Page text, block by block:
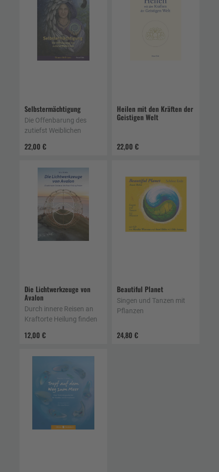
Selbstermächtigung
22,00 €
Die Offenbarung des
zutiefst Weiblichen
Heilen mit den Kräften der
Geistigen Welt
22,00 €
Die Lichtwerkzeuge von
Avalon
12,00 €
Durch innere Reisen an
Kraftorte Heilung finden
Beautiful Planet
24,80 €
Singen und Tanzen mit
Pflanzen